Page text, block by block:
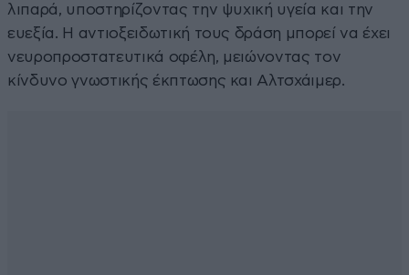
λιπαρά, υποστηρίζοντας την ψυχική υγεία και την
ευεξία. Η αντιοξειδωτική τους δράση μπορεί να έχει
νευροπροστατευτικά οφέλη, μειώνοντας τον
κίνδυνο γνωστικής έκπτωσης και Αλτσχάιμερ.